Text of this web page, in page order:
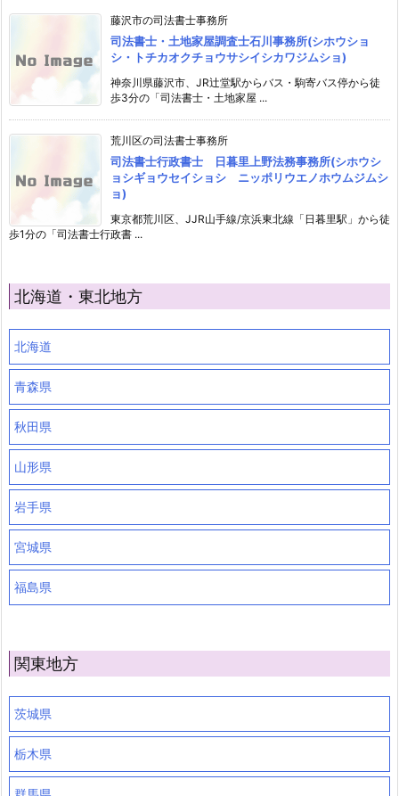
藤沢市の司法書士事務所
司法書士・土地家屋調査士石川事務所(シホウショ
シ・トチカオクチョウサシイシカワジムショ)
神奈川県藤沢市、JR辻堂駅からバス・駒寄バス停から徒
歩3分の「司法書士・土地家屋 ...
荒川区の司法書士事務所
司法書士行政書士 日暮里上野法務事務所(シホウシ
ョシギョウセイショシ ニッポリウエノホウムジムシ
ョ)
東京都荒川区、JJR山手線/京浜東北線「日暮里駅」から徒
歩1分の「司法書士行政書 ...
北海道・東北地方
北海道
青森県
秋田県
山形県
岩手県
宮城県
福島県
関東地方
茨城県
栃木県